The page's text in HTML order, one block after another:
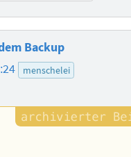
Backup
menschelei